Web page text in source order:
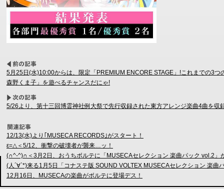
5月25日(水)10:00からは、限定「PREMIUM ENCORE STAGE」!これまでの3
森野くま子」を遊べるチャンスだにゃ!
5/26より、第十三回博霊神社例大祭で先行収録された東方アレンジ楽曲4曲を収
12/13(水)より｢MUSECA RECORDS｣がスタート！
ε=△＜5/12、衝撃の破壊者が襲来…ッ！
(∩^-^)∩＜3月2日、おうちボルテに「MUSECAセレクション 楽曲パック vol.2」
(人´∀`*)来る1月5日「コナステ版 SOUND VOLTEX MUSECAセレクション 楽曲
12月16日、MUSECAの楽曲がボルテに登場デス！